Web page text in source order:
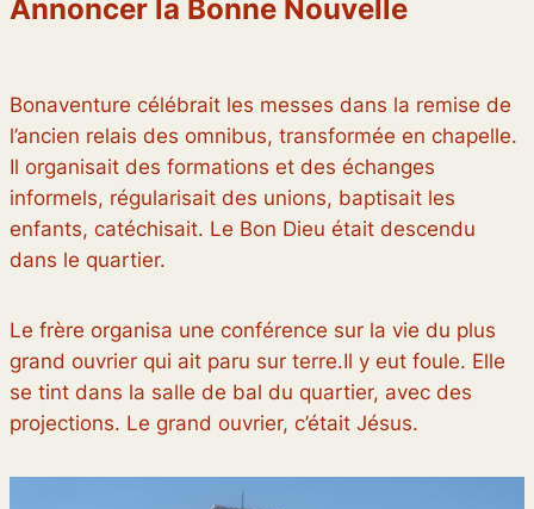
Annoncer la Bonne Nouvelle
Bonaventure célébrait les messes dans la remise de
l’ancien relais des omnibus, transformée en chapelle.
Il organisait des formations et des échanges
informels, régularisait des unions, baptisait les
enfants, catéchisait. Le Bon Dieu était descendu
dans le quartier.
Le frère organisa une conférence sur la vie du plus
grand ouvrier qui ait paru sur terre.Il y eut foule. Elle
se tint dans la salle de bal du quartier, avec des
projections. Le grand ouvrier, c’était Jésus.